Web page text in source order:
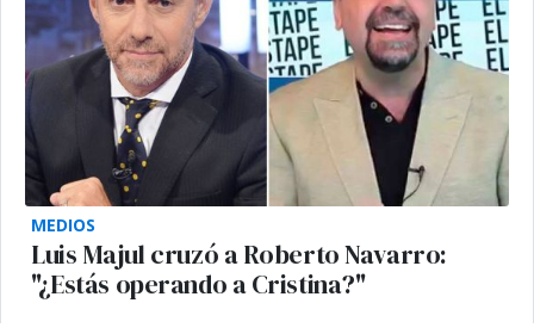
MEDIOS
Luis Majul cruzó a Roberto Navarro:
"¿Estás operando a Cristina?"